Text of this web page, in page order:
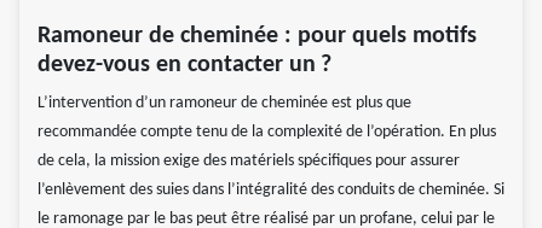
Ramoneur de cheminée : pour quels motifs
devez-vous en contacter un ?
L’intervention d’un ramoneur de cheminée est plus que
recommandée compte tenu de la complexité de l’opération. En plus
de cela, la mission exige des matériels spécifiques pour assurer
l’enlèvement des suies dans l’intégralité des conduits de cheminée. Si
le ramonage par le bas peut être réalisé par un profane, celui par le